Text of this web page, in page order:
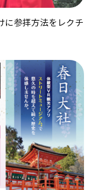
に参拝方法をレクチ